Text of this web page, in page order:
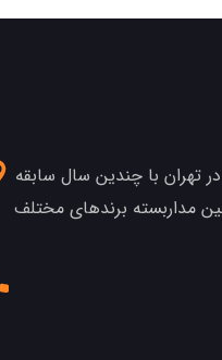
تهران با چندین سال سابقه
مداربسته برندهای مختلف